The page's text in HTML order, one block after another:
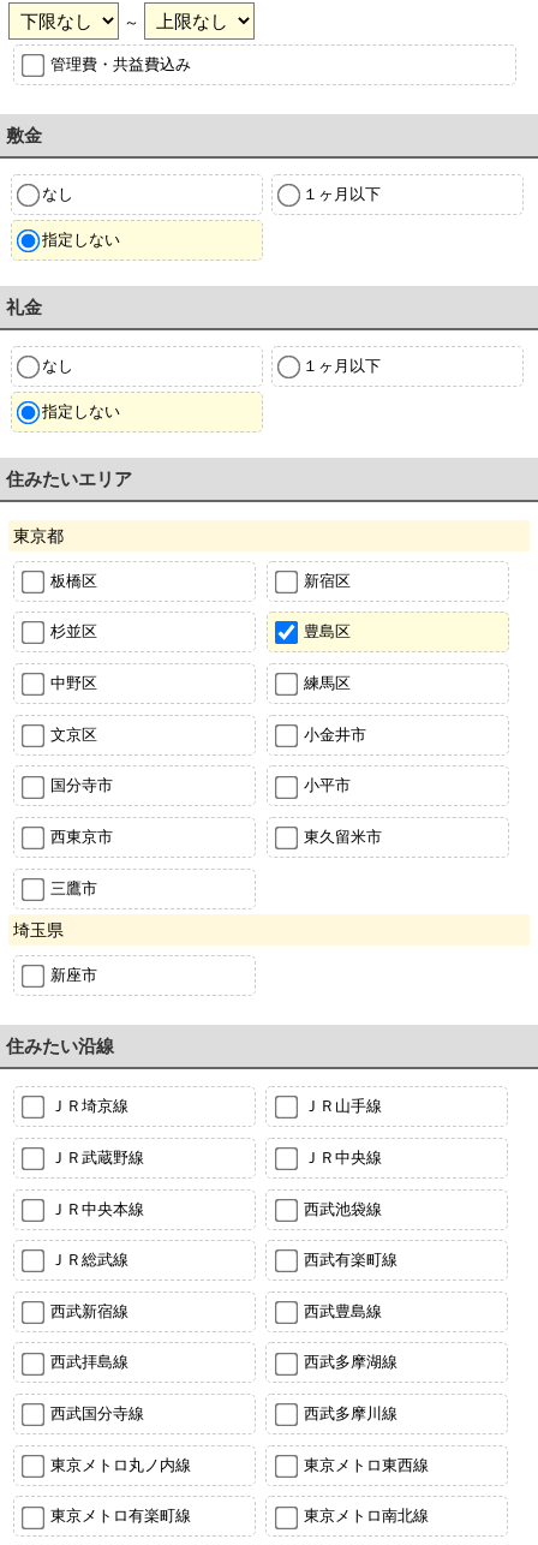
～
管理費・共益費込み
敷金
なし １ヶ月以下
指定しない
礼金
なし １ヶ月以下
指定しない
住みたいエリア
東京都
板橋区 新宿区
杉並区 豊島区
中野区 練馬区
文京区 小金井市
国分寺市 小平市
西東京市 東久留米市
三鷹市
埼玉県
新座市
住みたい沿線
ＪＲ埼京線 ＪＲ山手線
ＪＲ武蔵野線 ＪＲ中央線
ＪＲ中央本線 西武池袋線
ＪＲ総武線 西武有楽町線
西武新宿線 西武豊島線
西武拝島線 西武多摩湖線
西武国分寺線 西武多摩川線
東京メトロ丸ノ内線 東京メトロ東西線
東京メトロ有楽町線 東京メトロ南北線